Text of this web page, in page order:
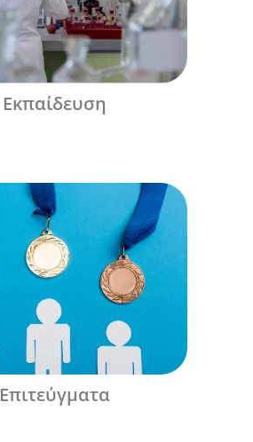
Εκπαίδευση
Επιτεύγματα